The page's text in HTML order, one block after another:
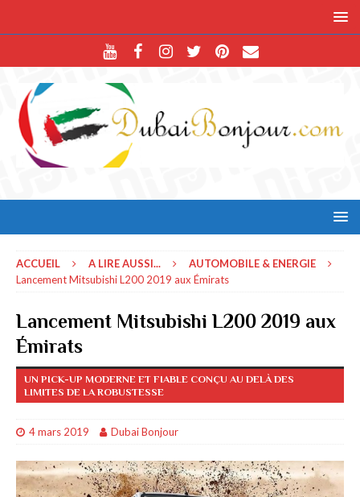
ACCUEIL A LIRE AUSSI...
AUTOMOBILE & ENERGIE
Lancement Mitsubishi L200 2019 aux Émirats
Lancement Mitsubishi L200 2019 aux
Émirats
UN PICK-UP MODERNE ET FIABLE CONÇU AU DELÀ DES
LIMITES DE LA ROBUSTESSE
4 mars 2019 Dubai Bonjour